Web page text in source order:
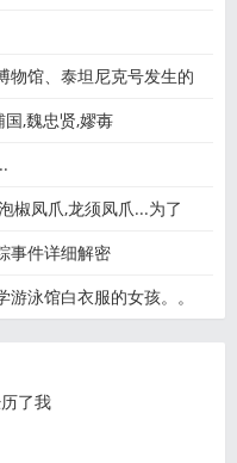
物馆、泰坦尼克号发生的
,魏忠贤,嫪毐
椒凤爪,龙须凤爪...为了
事件详细解密
泳馆白衣服的女孩。。
了我